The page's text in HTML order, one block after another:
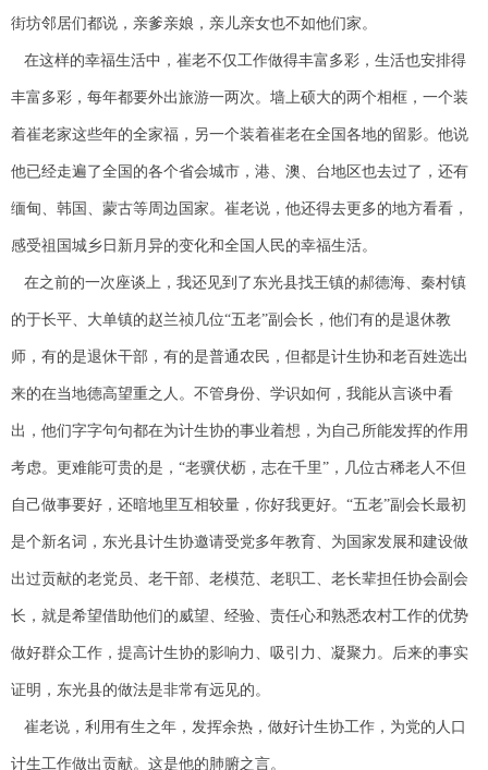
街坊邻居们都说，亲爹亲娘，亲儿亲女也不如他们家。
在这样的幸福生活中，崔老不仅工作做得丰富多彩，生活也安排得
丰富多彩，每年都要外出旅游一两次。墙上硕大的两个相框，一个装
着崔老家这些年的全家福，另一个装着崔老在全国各地的留影。他说
他已经走遍了全国的各个省会城市，港、澳、台地区也去过了，还有
缅甸、韩国、蒙古等周边国家。崔老说，他还得去更多的地方看看，
感受祖国城乡日新月异的变化和全国人民的幸福生活。
在之前的一次座谈上，我还见到了东光县找王镇的郝德海、秦村镇
的于长平、大单镇的赵兰祯几位“五老”副会长，他们有的是退休教
师，有的是退休干部，有的是普通农民，但都是计生协和老百姓选出
来的在当地德高望重之人。不管身份、学识如何，我能从言谈中看
出，他们字字句句都在为计生协的事业着想，为自己所能发挥的作用
考虑。更难能可贵的是，“老骥伏枥，志在千里”，几位古稀老人不但
自己做事要好，还暗地里互相较量，你好我更好。“五老”副会长最初
是个新名词，东光县计生协邀请受党多年教育、为国家发展和建设做
出过贡献的老党员、老干部、老模范、老职工、老长辈担任协会副会
长，就是希望借助他们的威望、经验、责任心和熟悉农村工作的优势
做好群众工作，提高计生协的影响力、吸引力、凝聚力。后来的事实
证明，东光县的做法是非常有远见的。
崔老说，利用有生之年，发挥余热，做好计生协工作，为党的人口
计生工作做出贡献。这是他的肺腑之言。